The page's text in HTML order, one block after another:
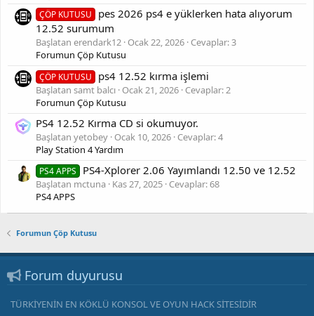
ÇÖP KUTUSU
pes 2026 ps4 e yüklerken hata alıyorum
12.52 surumum
Başlatan erendark12 Ocak 22, 2026 Cevaplar: 3
Forumun Çöp Kutusu
ÇÖP KUTUSU ps4 12.52 kırma işlemi
Başlatan samt balcı Ocak 21, 2026 Cevaplar: 2
Forumun Çöp Kutusu
PS4 12.52 Kırma CD si okumuyor.
Başlatan yetobey Ocak 10, 2026 Cevaplar: 4
Play Station 4 Yardım
PS4 APPS PS4-Xplorer 2.06 Yayımlandı 12.50 ve 12.52
Başlatan mctuna Kas 27, 2025 Cevaplar: 68
PS4 APPS
Forumun Çöp Kutusu
Forum duyurusu
TÜRKİYENİN EN KÖKLÜ KONSOL VE OYUN HACK SİTESİDİR